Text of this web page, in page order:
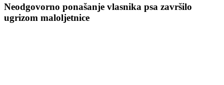
Neodgovorno ponašanje vlasnika psa završilo
ugrizom maloljetnice